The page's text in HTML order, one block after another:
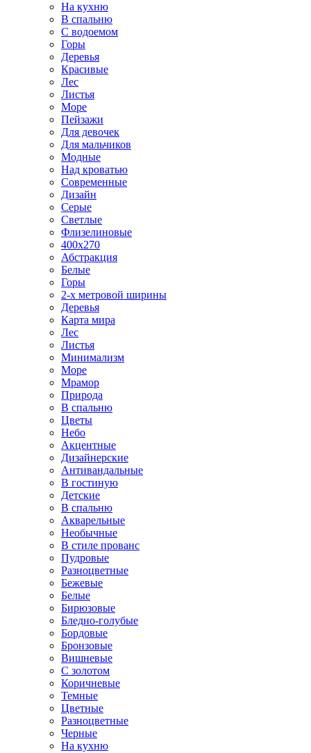
На кухню
В спальню
С водоемом
Горы
Деревья
Красивые
Лес
Листья
Море
Пейзажи
Для девочек
Для мальчиков
Модные
Над кроватью
Современные
Дизайн
Серые
Светлые
Флизелиновые
400х270
Абстракция
Белые
Горы
2-х метровой ширины
Деревья
Карта мира
Лес
Листья
Минимализм
Море
Мрамор
Природа
В спальню
Цветы
Небо
Акцентные
Дизайнерские
Антивандальные
В гостиную
Детские
В спальню
Акварельные
Необычные
В стиле прованс
Пудровые
Разноцветные
Бежевые
Белые
Бирюзовые
Бледно-голубые
Бордовые
Бронзовые
Вишневые
С золотом
Коричневые
Темные
Цветные
Разноцветные
Черные
На кухню